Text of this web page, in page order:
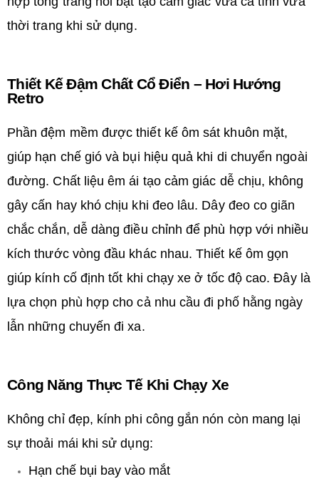
thời trang khi sử dụng.
Thiết Kế Đậm Chất Cổ Điển – Hơi Hướng
Retro
Phần đệm mềm được thiết kế ôm sát khuôn mặt,
giúp hạn chế gió và bụi hiệu quả khi di chuyển ngoài
đường. Chất liệu êm ái tạo cảm giác dễ chịu, không
gây cấn hay khó chịu khi đeo lâu. Dây đeo co giãn
chắc chắn, dễ dàng điều chỉnh để phù hợp với nhiều
kích thước vòng đầu khác nhau. Thiết kế ôm gọn
giúp kính cố định tốt khi chạy xe ở tốc độ cao. Đây là
lựa chọn phù hợp cho cả nhu cầu đi phố hằng ngày
lẫn những chuyến đi xa.
Công Năng Thực Tế Khi Chạy Xe
Không chỉ đẹp, kính phi công gắn nón còn mang lại
sự thoải mái khi sử dụng:
Hạn chế bụi bay vào mắt